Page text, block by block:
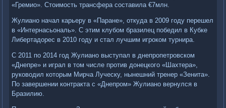
«Гремио». Стоимость трансфера составила €7млн.
Жулиано начал карьеру в «Паране», откуда в 2009 году перешел
в «Интернасьональ». С этим клубом бразилец победил в Кубке
Либертадорес в 2010 году и стал лучшим игроком турнира.
С 2011 по 2014 год Жулиано выступал в днепропетровском
«Днепре» и играл в том числе против донецкого «Шахтера»,
руководил которым Мирча Луческу, нынешний тренер «Зенита».
По завершении контракта с «Днепром» Жулиано вернулся в
Бразилию.